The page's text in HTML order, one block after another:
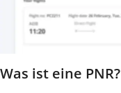
Was ist eine PNR?